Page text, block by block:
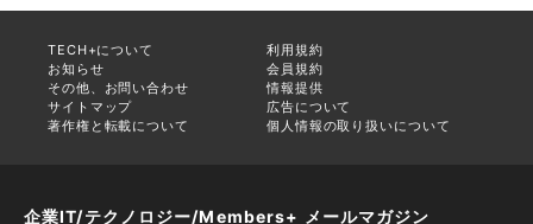
TECH+について
利用規約
お知らせ
会員規約
その他、お問い合わせ
情報提供
サイトマップ
広告について
著作権と転載について
個人情報の取り扱いについて
企業IT/テクノロジー/Members+ メールマガジン